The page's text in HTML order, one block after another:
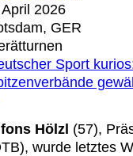
2026
GER
Sport
Hölzl (57),
wurde letztes